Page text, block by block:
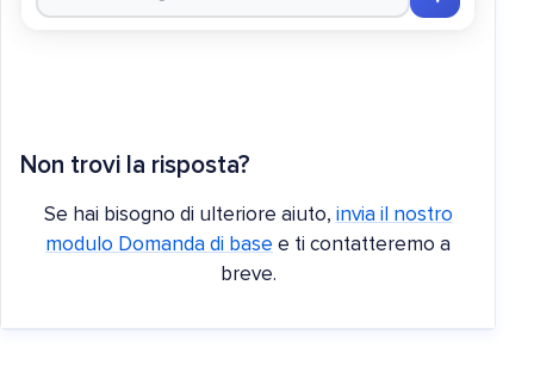
Non trovi la risposta?
Se hai bisogno di ulteriore aiuto, invia il nostro
modulo Domanda di base e ti contatteremo a
breve.